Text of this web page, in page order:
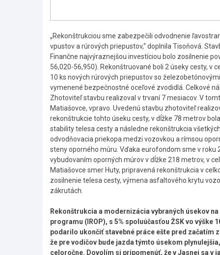
„Rekonštrukciou sme zabezpečili odvodnenie
vpustov a rúrových priepustov,“ doplnila Tisoňová.
Finančne najvýraznejšou investíciou bolo zosilnenie
56,020-56,950). Rekonštruované boli 2 úseky cesty, v
10 ks nových rúrových priepustov so
vymenené bezpečnostné oceľové zvodidlá. Celkové
Zhotoviteľ stavbu realizoval v trvaní 7 mesiacov. V
Matiašovce, vpravo. Uvedenú stavbu zhotoviteľ
rekonštrukcie tohto úseku cesty, v dĺžke 78 metrov
stability telesa cesty a následne rekonštrukcia
odvodňovacia priekopa medzi vozovkou a rímsou
steny oporného múru. Vďaka eurofondom sme v roku
vybudovaním oporných múrov v dĺžke 218 metrov, v
Matiašovce smer Huty, pripravená rekonštrukcia v
zosilnenie telesa cesty, výmena asfaltového krytu
zákrutách.
Rekonštrukcia a modernizácia vybraných úsekov
programu (IROP), s 5% spoluúčasťou ŽSK vo výške
podarilo ukončiť stavebné práce ešte pred začatím
že pre vodičov bude jazda týmto úsekom
celoročne. Dovolím si pripomenúť, že v Jasnej sa v